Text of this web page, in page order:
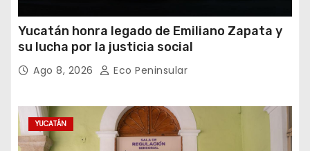
Yucatán honra legado de Emiliano Zapata y
su lucha por la justicia social
Ago 8, 2026 Eco Peninsular
YUCATÁN